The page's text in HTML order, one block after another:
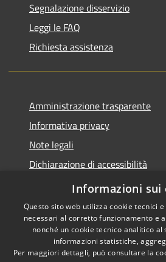
Segnalazione disservizio
Leggi le FAQ
Richiesta assistenza
Amministrazione trasparente
Informativa privacy
Note legali
Dichiarazione di accessibilità
Piano di miglioramento del sito
Informazioni sui
Questo sito web utilizza cookie tecnici
necessari al corretto funzionamento e
nonché un cookie tecnico analitico
informazioni statistiche,
Per maggiori dettagli, può consultare la